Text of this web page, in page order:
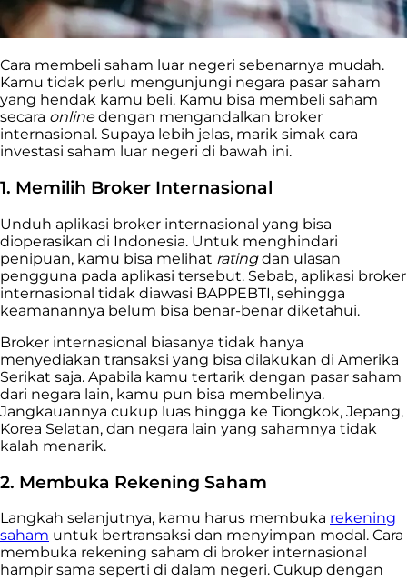
Cara membeli saham luar negeri sebenarnya mudah.
Kamu tidak perlu mengunjungi negara pasar saham
yang hendak kamu beli. Kamu bisa membeli saham
secara onlinedengan mengandalkan broker
internasional. Supaya lebih jelas, marik simak cara
investasi saham luar negeri di bawah ini.
1. Memilih Broker Internasional
Unduh aplikasi broker internasional yang bisa
dioperasikan di Indonesia. Untuk menghindari
penipuan, kamu bisa melihat ratingdan ulasan
pengguna pada aplikasi tersebut. Sebab, aplikasi broker
internasional tidak diawasi BAPPEBTI, sehingga
keamanannya belum bisa benar-benar diketahui.
Broker internasional biasanya tidak hanya
menyediakan transaksi yang bisa dilakukan di Amerika
Serikat saja. Apabila kamu tertarik dengan pasar saham
dari negara lain, kamu pun bisa membelinya.
Jangkauannya cukup luas hingga ke Tiongkok, Jepang,
Korea Selatan, dan negara lain yang sahamnya tidak
kalah menarik.
2. Membuka Rekening Saham
Langkah selanjutnya, kamu harus membuka rekening
saham untuk bertransaksi dan menyimpan modal. Cara
membuka rekening saham di broker internasional
hampir sama seperti di dalam negeri. Cukup dengan